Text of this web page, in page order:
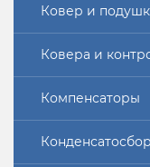
Ковер и
Ковера и
Компенсаторы